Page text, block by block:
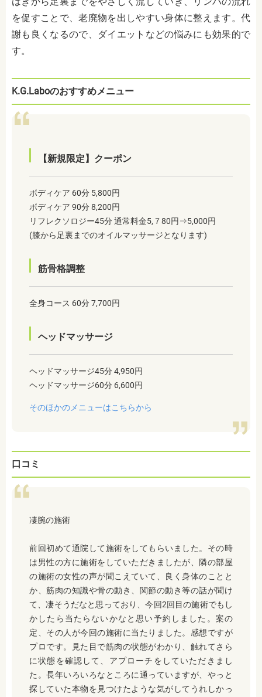
を促すことで、老廃物を出しやすい身体に整えます。代
謝も良くなるので、ダイエットなどの悩みにも効果的で
す。
K.G.Laboのおすすめメニュー
【新規限定】クーポン
ボディケア 60分 5,800円
ボディケア 90分 8,200円
リフレクソロジー45分 通常料金5,７80円⇒5,000円
(膝から足裏までのオイルマッサージとなります)
筋骨格調整
全身コース 60分 7,700円
ヘッドマッサージ
ヘッドマッサージ45分 4,950円
ヘッドマッサージ60分 6,600円
そのほかのメニューはこちらから
口コミ
凄腕の施術
前回初めて通院して施術をしてもらいました。その時
は男性の方に施術をしていただきましたが、隣の部屋
の施術の女性の声が聞こえていて、良く身体のことと
か、筋肉の知識や骨の動き、関節の動き等の話が聞け
て、凄そうだなと思っており、今回2回目の施術でもし
かしたら当たらないかなと思い予約しました。案の
定、その人が今回の施術に当たりました。感想ですが
プロです。見た目で筋肉の状態がわかり、触れてさら
に状態を確認して、アプローチをしていただきまし
た。長年いろいろなところに通っていますが、やっと
探していた本物を見つけたような気がしてうれしかっ